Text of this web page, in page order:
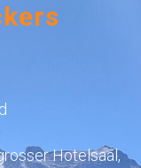
Hotelsaal,